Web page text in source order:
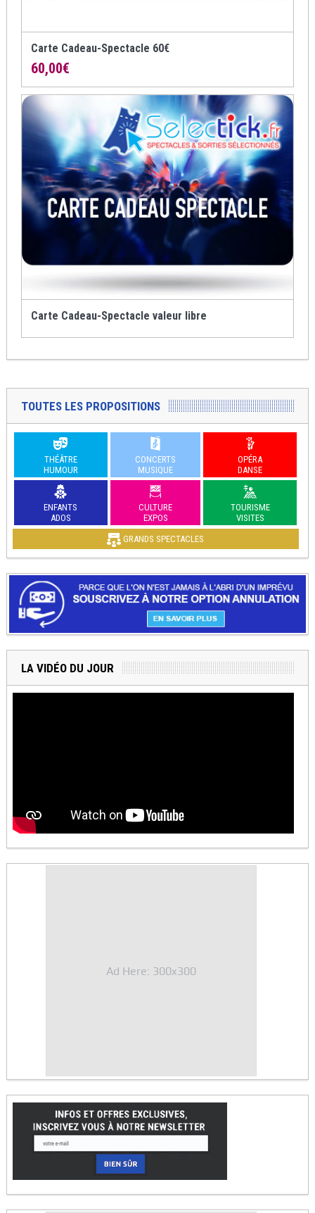
Carte Cadeau-Spectacle 60€
60,00€
Carte Cadeau-Spectacle valeur libre
TOUTES LES PROPOSITIONS
THÉÂTRE
HUMOUR
CONCERTS
MUSIQUE
OPÉRA
DANSE
ENFANTS
ADOS
CULTURE
EXPOS
TOURISME
VISITES
GRANDS SPECTACLES
LA VIDÉO DU JOUR
Ad Here: 300x300